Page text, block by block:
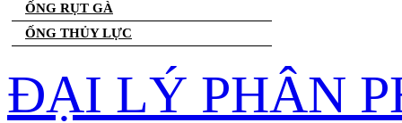
ỐNG RỤT GÀ
ỐNG THỦY LỰC
ĐẠI LÝ PHÂN